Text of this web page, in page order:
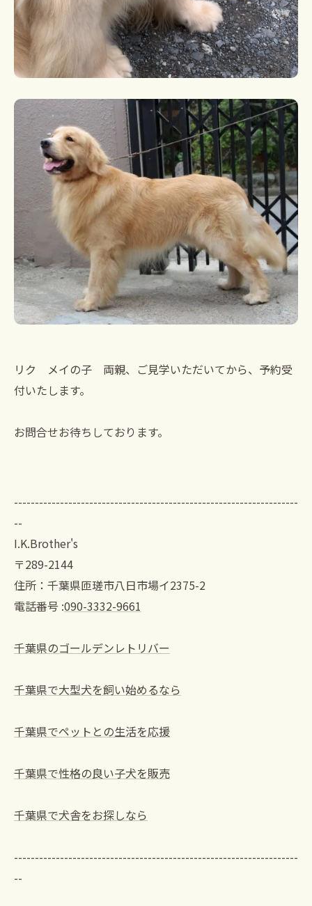
リク メイの子 両親、ご見学いただいてから、予約受
付いたします。
お問合せお待ちしております。
--------------------------------------------------------------------
--
I.K.Brother's
〒289-2144
住所：千葉県匝瑳市八日市場イ2375-2
電話番号 :090-3332-9661
千葉県のゴールデンレトリバー
千葉県で大型犬を飼い始めるなら
千葉県でペットとの生活を応援
千葉県で性格の良い子犬を販売
千葉県で犬舎をお探しなら
--------------------------------------------------------------------
--